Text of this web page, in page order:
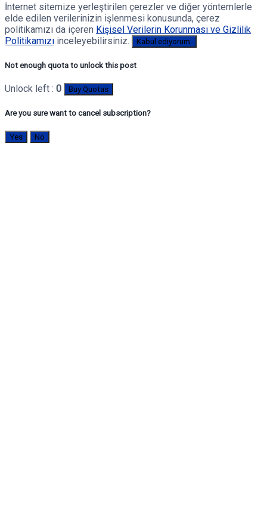
İnternet sitemize yerleştirilen çerezler ve diğer yöntemlerle
elde edilen verilerinizin işlenmesi konusunda, çerez
politikamızı da içeren Kişisel Verilerin Korunması ve Gizlilik
Politikamızı inceleyebilirsiniz. Kabul ediyorum.
Not enough quota to unlock this post
Unlock left : 0 Buy Quotas
Are you sure want to cancel subscription?
Yes No